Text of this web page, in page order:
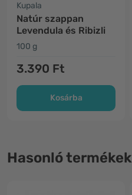
Kupala
Natúr szappan
Levendula és Ribizli
100 g
3.390 Ft
Kosárba
Hasonló termékek